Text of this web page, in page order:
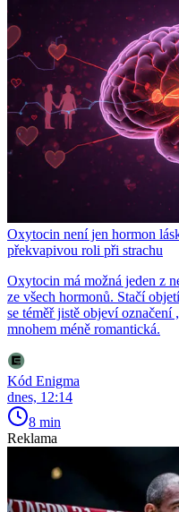
Oxytocin není jen hormon
překvapivou roli při strachu
Oxytocin má možná jeden z
ze všech hormonů. Stačí
se téměř jistě objeví
mnohem méně romantická.
Kód Enigma
dnes, 12:14
8 min
Reklama